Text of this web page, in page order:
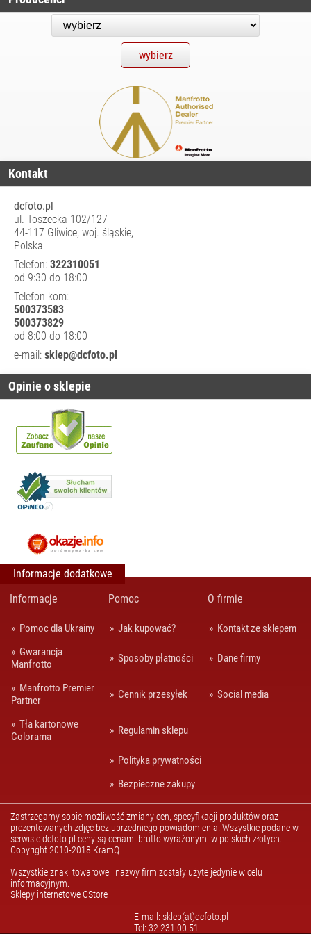
TORBY PODRÓŻNE
WKŁADY
FOTOGRAFICZNE
WYPOSAŻENIE
STUDIA
ZASILANIE
CZĘŚCI
ZAMIENNE/
Kontakt
dcfoto.pl
ul. Toszecka 102/127
44-117 Gliwice, woj. śląskie,
Polska
Telefon: 322310051
od 9:30 do 18:00
Telefon kom:
500373583
500373829
od 8:00 do 18:00
e-mail: sklep@dcfoto.pl
Opinie o sklepie
Informacje dodatkowe
Informacje
Pomoc O firmie
Pomoc dla Ukrainy Jak kupować?
Kontakt ze sklepem
Gwarancja
Manfrotto
Sposoby płatności Dane firmy
Manfrotto Premier
Partner
Cennik przesyłek Social media
Tła kartonowe
Colorama
Regulamin sklepu
Polityka prywatności
Bezpieczne zakupy
Zastrzegamy sobie możliwość zmiany cen, specyfikacji produktów oraz
prezentowanych zdjęć bez uprzedniego powiadomienia. Wszystkie podane w
serwisie dcfoto.pl ceny są cenami brutto wyrażonymi w polskich złotych.
Copyright 2010-2018 KramQ
Wszystkie znaki towarowe i nazwy firm zostały użyte jedynie w celu
informacyjnym.
Sklepy internetowe CStore
E-mail: sklep(at)dcfoto.pl
Tel: 32 231 00 51